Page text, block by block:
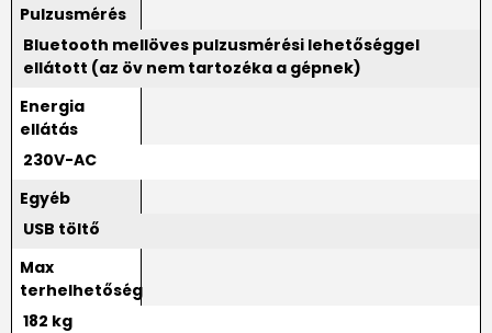
Pulzusmérés
Bluetooth mellöves pulzusmérési lehetőséggel
ellátott (az öv nem tartozéka a gépnek)
Energia
ellátás
230V-AC
Egyéb
USB töltő
Max
terhelhetőség
182 kg